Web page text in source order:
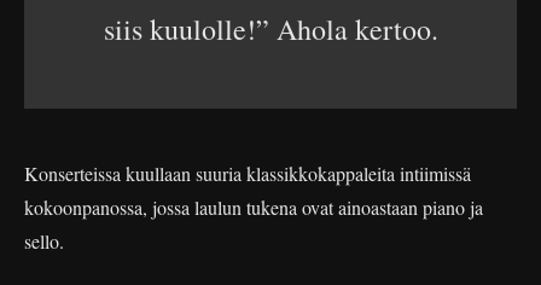
siis kuulolle!” Ahola kertoo.
Konserteissa kuullaan suuria klassikkokappaleita intiimissä
kokoonpanossa, jossa laulun tukena ovat ainoastaan piano ja
sello.